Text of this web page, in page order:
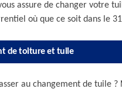
assure de changer votre
où que ce soit dans le
de toiture et tuile
au changement de tuile ?